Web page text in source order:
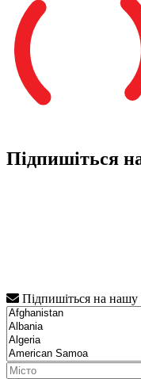
Підпишіться
Підпишіться на нашу